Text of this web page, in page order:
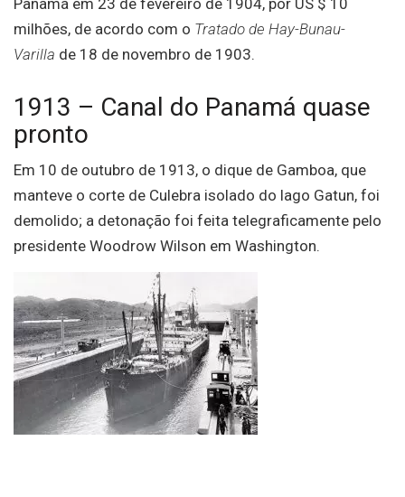
milhões, de acordo com o Tratado de Hay-Bunau-
Varilla de 18 de novembro de 1903.
1913 – Canal do Panamá quase
pronto
Em 10 de outubro de 1913, o dique de Gamboa, que
manteve o corte de Culebra isolado do lago Gatun, foi
demolido; a detonação foi feita telegraficamente pelo
presidente Woodrow Wilson em Washington.